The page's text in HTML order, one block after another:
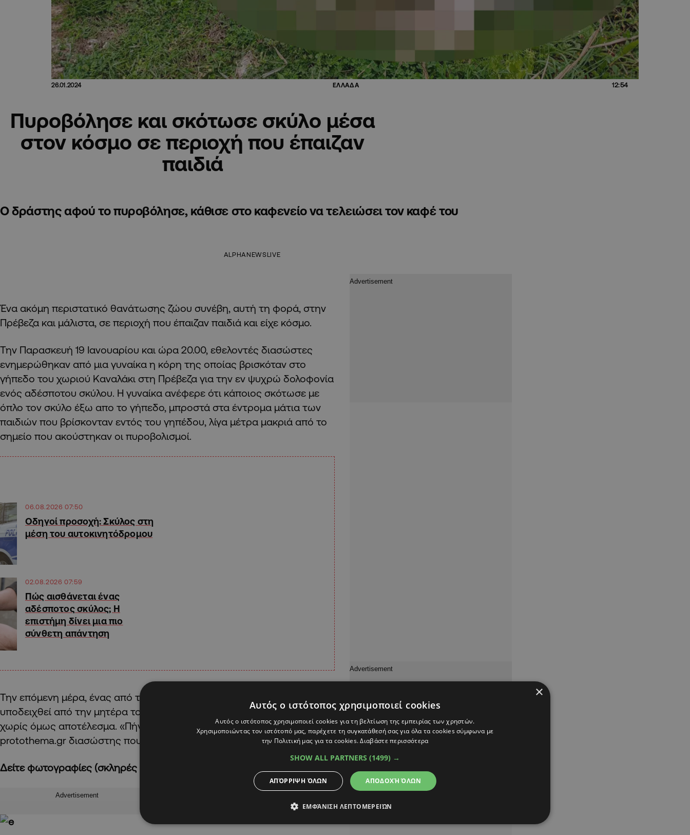
26.01.2024 ΕΛΛΑΔΑ 12:54
Πυροβόλησε και σκότωσε σκύλο μέσα
στον κόσμο σε περιοχή που έπαιζαν
παιδιά
Ο δράστης αφού το πυροβόλησε, κάθισε στο καφενείο να τελειώσει τον καφέ του
ALPHANEWSLIVE
Ένα ακόμη περιστατικό θανάτωσης ζώου συνέβη, αυτή τη φορά, στην
Πρέβεζα και μάλιστα, σε περιοχή που έπαιζαν παιδιά και είχε κόσμο.
Την Παρασκευή 19 Ιανουαρίου και ώρα 20.00, εθελοντές διασώστες
ενημερώθηκαν από μια γυναίκα η κόρη της οποίας βρισκόταν στο
γήπεδο του χωριού Καναλάκι στη Πρέβεζα για την εν ψυχρώ δολοφονία
ενός αδέσποτου σκύλου. Η γυναίκα ανέφερε ότι κάποιος σκότωσε με
όπλο τον σκύλο έξω απο το γήπεδο, μπροστά στα έντρομα μάτια των
παιδιών που βρίσκονταν εντός του γηπέδου, λίγα μέτρα μακριά από το
σημείο που ακούστηκαν οι πυροβολισμοί.
06.08.2026 07:50
Οδηγοί προσοχή: Σκύλος στη
μέση του αυτοκινητόδρομου
02.08.2026 07:59
Πώς αισθάνεται ένας
αδέσποτος σκύλος; Η
επιστήμη δίνει μια πιο
σύνθετη απάντηση
Την επόμενη μέρα, ένας από τους διασώστες πήγε στο σημείο που είχε
υποδειχθεί από την μητέρα του κοριτσιού για να ψάξουν το νεκρό ζώο,
χωρίς όμως αποτέλεσμα. «Πήγαμε εκεί αλλά δεν βρήκαμε κάτι» λέει στο
protothema.gr διασώστης που συμμετείχε στις έρευνες.
Δείτε φωτογραφίες (σκληρές εικόνες):
Advertisement
×
Αυτός ο ιστότοπος χρησιμοποιεί cookies
Αυτός ο ιστότοπος χρησιμοποιεί cookies για τη βελτίωση της εμπειρίας των χρηστών.
Χρησιμοποιώντας τον ιστότοπό μας, παρέχετε τη συγκατάθεσή σας για όλα τα cookies σύμφωνα με
την Πολιτική μας για τα cookies.Διαβάστε περισσότερα
SHOW ALL PARTNERS (1499) →
ΑΠΟΔΟΧΉ ΌΛΩΝ
ΑΠΌΡΡΙΨΗ ΌΛΩΝ
ΕΜΦΆΝΙΣΗ ΛΕΠΤΟΜΕΡΕΙΏΝ